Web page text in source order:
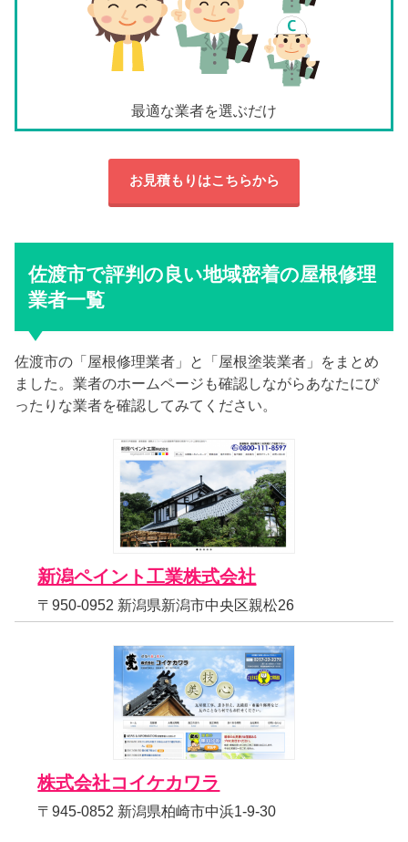
最適な業者を選ぶだけ
お見積もりはこちらから
佐渡市で評判の良い地域密着の屋根修理
業者一覧
佐渡市の「屋根修理業者」と「屋根塗装業者」をまとめ
ました。業者のホームページも確認しながらあなたにぴ
ったりな業者を確認してみてください。
新潟ペイント工業株式会社
〒950-0952 新潟県新潟市中央区親松26
株式会社コイケカワラ
〒945-0852 新潟県柏崎市中浜1-9-30